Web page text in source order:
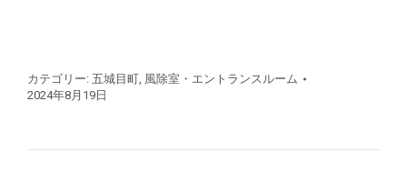
カテゴリー: 五城目町 風除室・エントランスルーム
2024年8月19日